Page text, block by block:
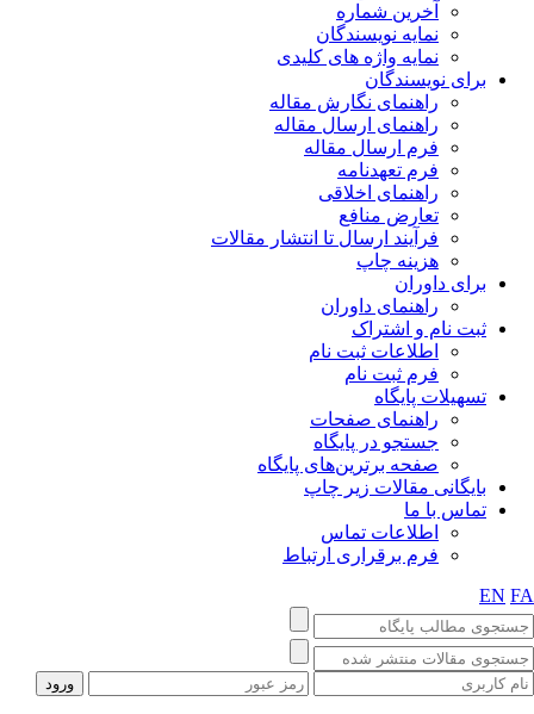
آخرین شماره
نمایه نویسندگان
نمایه واژه های کلیدی
برای نویسندگان
راهنمای نگارش مقاله
راهنمای ارسال مقاله
فرم ارسال مقاله
فرم تعهدنامه
راهنمای اخلاقی
تعارض منافع
فرآیند ارسال تا انتشار مقالات
هزینه چاپ
برای داوران
راهنمای داوران
ثبت نام و اشتراک
اطلاعات ثبت نام
فرم ثبت نام
تسهیلات پایگاه
راهنمای صفحات
جستجو در پایگاه
صفحه برترین‌های پایگاه
بایگانی مقالات زیر چاپ
تماس با ما
اطلاعات تماس
فرم برقراری ارتباط
EN